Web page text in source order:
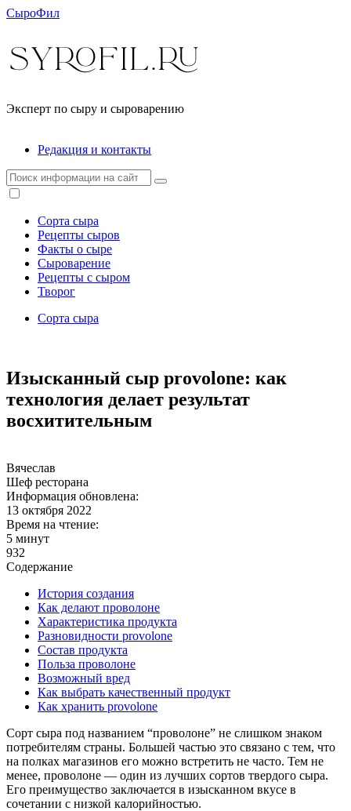
СыроФил
Эксперт по сыру и сыроварению
Редакция и контакты
Сорта сыра
Рецепты сыров
Факты о сыре
Сыроварение
Рецепты с сыром
Творог
Сорта сыра
Изысканный сыр provolone: как
технология делает результат
восхитительным
Вячеслав
Шеф ресторана
Информация обновлена:
13 октября 2022
Время на чтение:
5 минут
932
Содержание
История создания
Как делают проволоне
Характеристика продукта
Разновидности provolone
Состав продукта
Польза проволоне
Возможный вред
Как выбрать качественный продукт
Как хранить provolone
Сорт сыра под названием “проволоне” не слишком знаком
потребителям страны. Большей частью это связано с тем, что
на полках магазинов его можно встретить не часто. Тем не
менее, проволоне — один из лучших сортов твердого сыра.
Его преимущество заключается в изысканном вкусе в
сочетании с низкой калорийностью.